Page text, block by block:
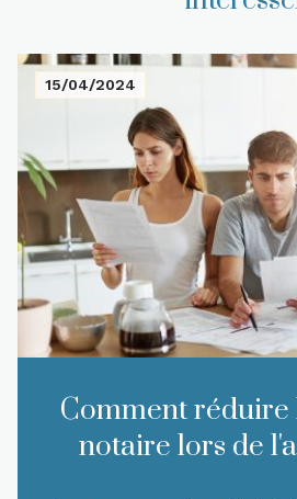
15/04/2024
Comment réduire
notaire lors de